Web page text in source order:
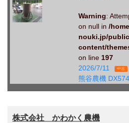
Warning:
on null in /
nouki.jp/
content/
on line 197
2026/7/11
中古
熊谷農機 DX574
株式会社 かわかく農機